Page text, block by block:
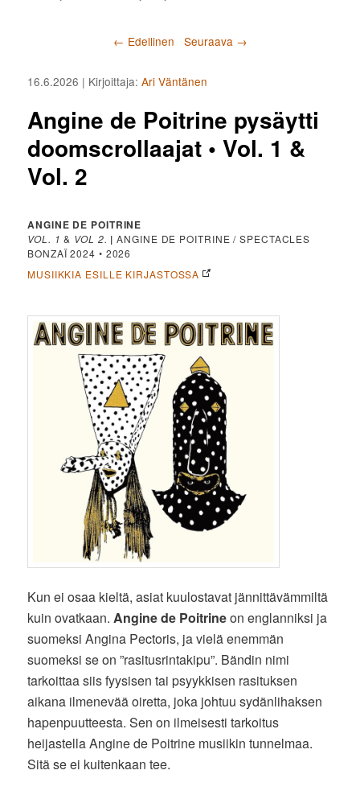
Artikkelien selaus
← Edellinen Seuraava →
Angine de Poitrine pysäytti
doomscrollaajat • Vol. 1 &
Vol. 2
16.6.2026 | Kirjoittaja:Ari Väntänen
ANGINE DE POITRINE
VOL. 1 & VOL 2. | ANGINE DE POITRINE / SPECTACLES
BONZAÏ 2024 • 2026
MUSIIKKIA ESILLE KIRJASTOSSA
Kun ei osaa kieltä, asiat kuulostavat jännittävämmiltä
kuin ovatkaan.Angine de Poitrineon englanniksi ja
suomeksi Angina Pectoris, ja vielä enemmän
suomeksi se on ”rasitusrintakipu”. Bändin nimi
tarkoittaa siis fyysisen tai psyykkisen rasituksen
aikana ilmenevää oiretta, joka johtuu sydänlihaksen
hapenpuutteesta. Sen on ilmeisesti tarkoitus
heijastella Angine de Poitrine musiikin tunnelmaa.
Sitä se ei kuitenkaan tee.